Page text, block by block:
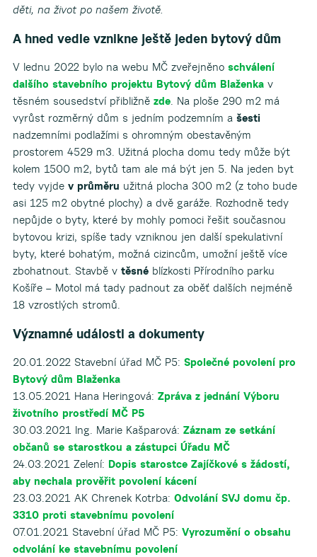
děti, na život po našem životě.
A hned vedle vznikne ještě jeden bytový dům
V lednu 2022 bylo na webu MČ zveřejněno schválení
dalšího stavebního projektu Bytový dům Blaženkav
těsném sousedství přibližně zde. Na ploše 290 m2 má
vyrůst rozměrný dům s jedním podzemním a šesti
nadzemními podlažími s ohromným obestavěným
prostorem 4529 m3. Užitná plocha domu tedy může být
kolem 1500 m2, bytů tam ale má být jen 5. Na jeden byt
tedy vyjde v průměru užitná plocha 300 m2 (z toho bude
asi 125 m2 obytné plochy) a dvě garáže. Rozhodně tedy
nepůjde o byty, které by mohly pomoci řešit současnou
bytovou krizi, spíše tady vzniknou jen další spekulativní
byty, které bohatým, možná cizincům, umožní ještě více
zbohatnout. Stavbě v těsnéblízkosti Přírodního parku
Košíře – Motol má tady padnout za oběť dalších nejméně
18 vzrostlých stromů.
Významné události a dokumenty
20.01.2022 Stavební úřad MČ P5: Společné povolení pro
Bytový dům Blaženka
13.05.2021 Hana Heringová: Zpráva z jednání Výboru
životního prostředí MČ P5
30.03.2021 Ing. Marie Kašparová: Záznam ze setkání
občanů se starostkou a zástupci Úřadu MČ
24.03.2021 Zelení: Dopis starostce Zajíčkové s žádostí,
aby nechala prověřit povolení kácení
23.03.2021 AK Chrenek Kotrba: Odvolání SVJ domu čp.
3310 proti stavebnímu povolení
07.01.2021 Stavební úřad MČ P5: Vyrozumění o obsahu
odvolání ke stavebnímu povolení